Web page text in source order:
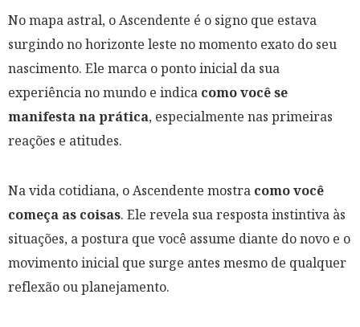
No mapa astral, o Ascendente é o signo que estava
surgindo no horizonte leste no momento exato do seu
nascimento. Ele marca o ponto inicial da sua
experiência no mundo e indica como você se
manifesta na prática, especialmente nas primeiras
reações e atitudes.
Na vida cotidiana, o Ascendente mostra como você
começa as coisas. Ele revela sua resposta instintiva às
situações, a postura que você assume diante do novo e o
movimento inicial que surge antes mesmo de qualquer
reflexão ou planejamento.